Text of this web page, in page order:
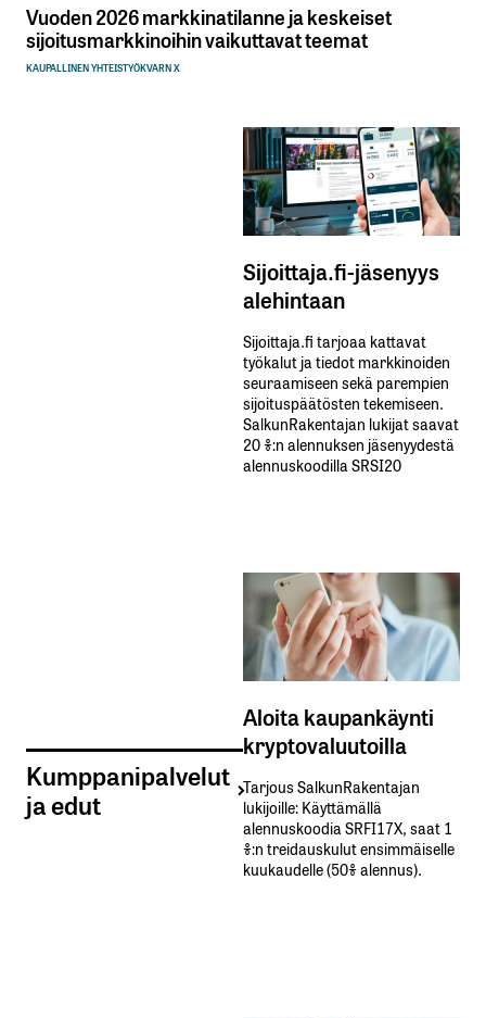
Vuoden 2026 markkinatilanne ja keskeiset
sijoitusmarkkinoihin vaikuttavat teemat
KAUPALLINEN YHTEISTYÖKVARN X
Kumppanipalvelut
ja edut
Sijoittaja.fi-jäsenyys
alehintaan
Sijoittaja.fi tarjoaa kattavat
työkalut ja tiedot markkinoiden
seuraamiseen sekä parempien
sijoituspäätösten tekemiseen.
SalkunRakentajan lukijat saavat
20 %:n alennuksen jäsenyydestä
alennuskoodilla SRSI20
Aloita kaupankäynti
kryptovaluutoilla
Tarjous SalkunRakentajan
lukijoille: Käyttämällä​ ​
alennuskoodia​ ​SRFI17X,​ ​saat​ ​1
%:n treidauskulut​ ​ensimmäiselle​ ​
kuukaudelle​ ​(50%​ ​alennus).